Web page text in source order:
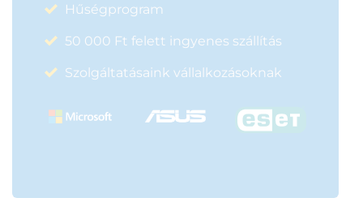
Hűségprogram
50 000 Ft felett ingyenes szállítás
Szolgáltatásaink vállalkozásoknak